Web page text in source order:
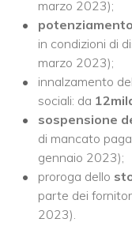
marzo 2023);
in condizioni di
marzo 2023);
innalzamento del
sociali: da
sospensione
di mancato
gennaio 2023);
proroga dello
parte dei
2023).